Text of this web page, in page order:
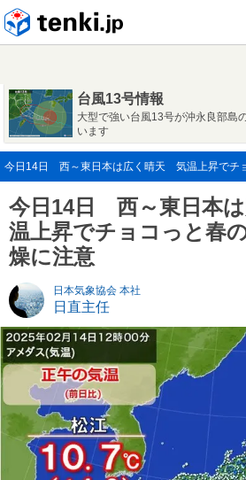
台風13号情報
大型で強い台風13号が沖永良部島
います
今日14日 西～東日本は広く晴天 気温上昇でチ
今日14日 西～東日本
温上昇でチョコっと春
燥に注意
日本気象協会 本社
日直主任